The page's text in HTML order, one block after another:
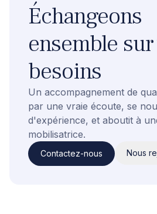
Échangeons
ensemble
besoins
Un accompagnement de
par une vraie écoute, se
d'expérience, et aboutit à
mobilisatrice.
Contactez-nous Nous